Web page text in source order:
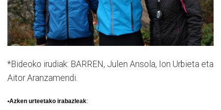
*Bideoko irudiak: BARREN, Julen Ansola, Ion Urbieta eta
Aitor Aranzamendi.
•Azken urteetako irabazleak: